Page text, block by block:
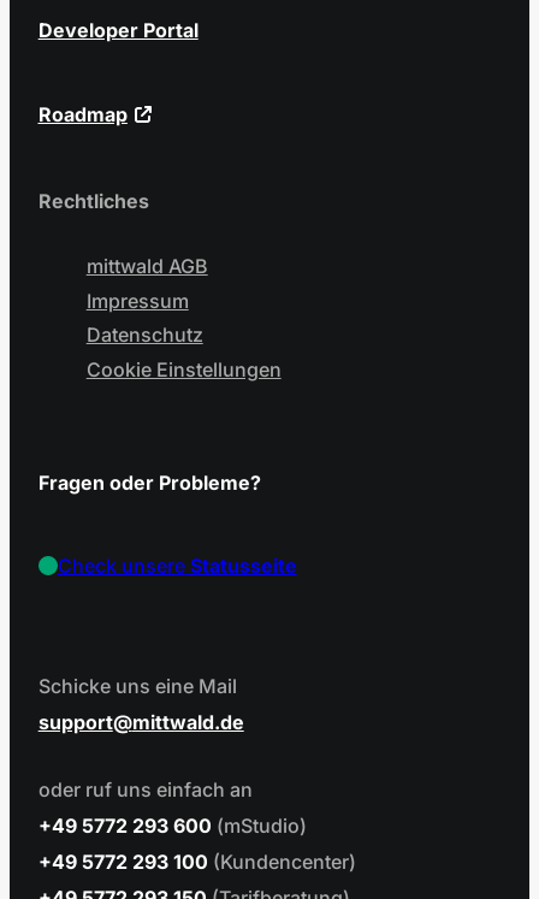
Developer Portal
Roadmap
Rechtliches
mittwald AGB
Impressum
Datenschutz
Cookie Einstellungen
Fragen oder Probleme?
Check unsereStatusseite
Schicke uns eine Mail
support
mittwald.de
oder ruf uns einfach an
+49 5772 293 600 (mStudio)
+49 5772 293 100 (Kundencenter)